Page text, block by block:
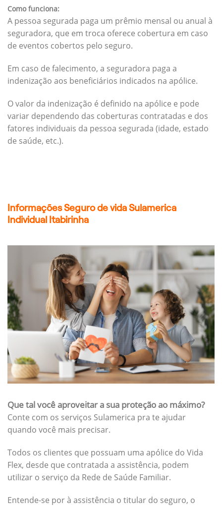
Como funciona:
A pessoa segurada paga um prêmio mensal ou anual à
seguradora, que em troca oferece cobertura em caso
de eventos cobertos pelo seguro.
Em caso de falecimento, a seguradora paga a
indenização aos beneficiários indicados na apólice.
O valor da indenização é definido na apólice e pode
variar dependendo das coberturas contratadas e dos
fatores individuais da pessoa segurada (idade, estado
de saúde, etc.).
Informações Seguro de vida Sulamerica
Individual Itabirinha
Que tal você aproveitar a sua proteção ao máximo?
Conte com os serviços Sulamerica pra te ajudar
quando você mais precisar.
Todos os clientes que possuam uma apólice do Vida
Flex, desde que contratada a assistência, podem
utilizar o serviço da Rede de Saúde Familiar.
Entende-se por à assistência o titular do seguro, o